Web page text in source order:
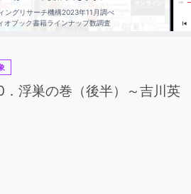
ングリサーチ機構2023年11月調べ
オブック書籍ラインナップ数調査
浮巣の巻（後半）～吉川英